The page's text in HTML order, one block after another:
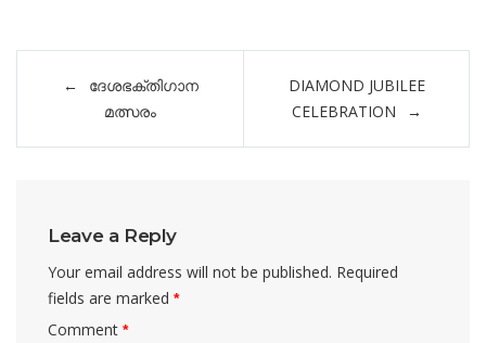
navigation
ദേശഭക്തിഗാന
മത്സരം
DIAMOND JUBILEE
CELEBRATION
Leave a Reply
Your email address will not be published. Required
fields are marked*
Comment*